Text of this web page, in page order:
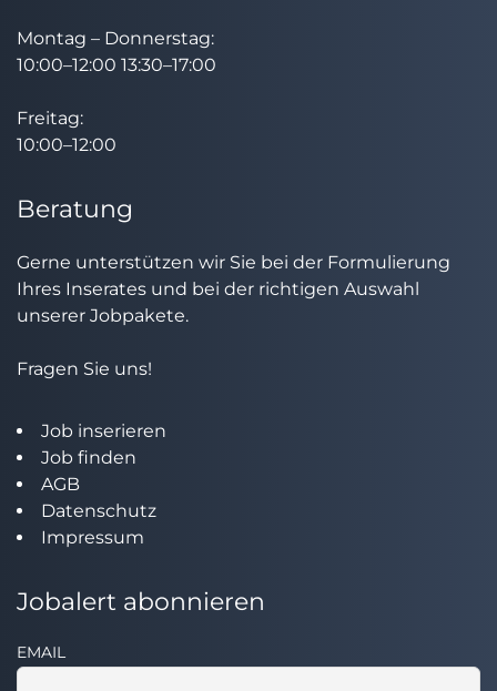
Montag – Donnerstag:
10:00–12:00 13:30–17:00
Freitag:
10:00–12:00
Beratung
Gerne unterstützen wir Sie bei der Formulierung
Ihres Inserates und bei der richtigen Auswahl
unserer Jobpakete.
Fragen Sie uns!
Job inserieren
Job finden
AGB
Datenschutz
Impressum
Jobalert abonnieren
EMAIL